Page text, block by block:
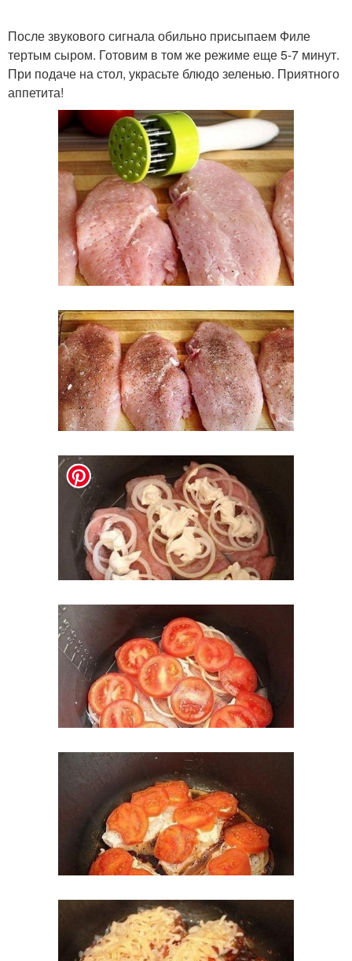
После звукового сигнала обильно присыпаем Филе
тертым сыром. Готовим в том же режиме еще 5-7 минут.
При подаче на стол, украсьте блюдо зеленью. Приятного
аппетита!